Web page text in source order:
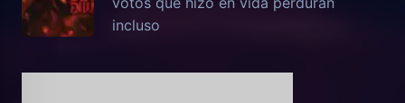
incluso